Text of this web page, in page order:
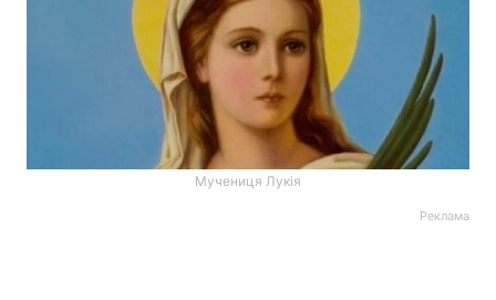
Мучениця Лукія
Реклама